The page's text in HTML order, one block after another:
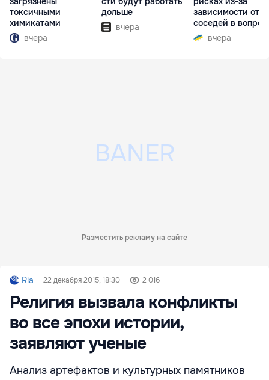
токсичными
химикатами
вчера
дольше
вчера
зависимости от
соседей в
границ
вчера
Разместить рекламу на сайте
Ria 22 декабря 2015, 18:30 2 016
Религия вызвала конфликты
во все эпохи истории,
заявляют ученые
Анализ артефактов и культурных памятников